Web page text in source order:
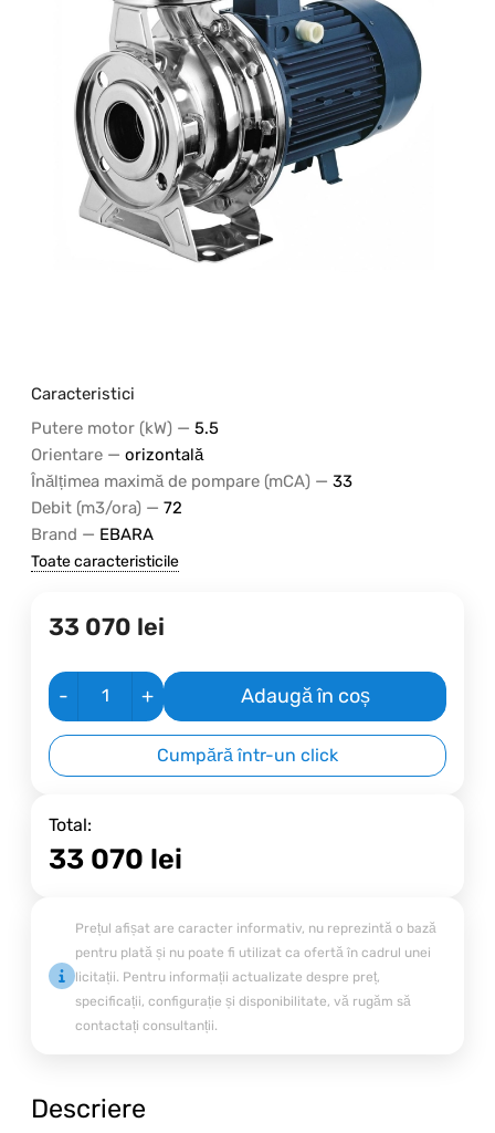
Caracteristici
Putere motor (kW) — 5.5
Orientare — orizontală
Înălțimea maximă de pompare (mCA) — 33
Debit (m3/ora) — 72
Brand — EBARA
Toate caracteristicile
33 070 lei
- + Adaugă în coș
Cumpără într-un click
Total:
33 070 lei
Prețul afișat are caracter informativ, nu reprezintă o bază
pentru plată și nu poate fi utilizat ca ofertă în cadrul unei
licitații. Pentru informații actualizate despre preț,
specificații, configurație și disponibilitate, vă rugăm să
contactați consultanții.
Descriere